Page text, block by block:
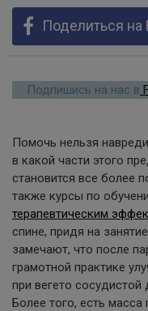
Поделиться на
Подпишись на нас в
Помочь нельзя
в какой части этого
становится все более
также курсы по
терапевтическим
спине, придя на
замечают, что после
грамотной практике
при вегето сосудистой
Более того, есть